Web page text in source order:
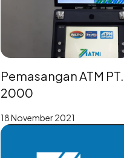
Pemasangan ATM
2000
18 November 2021